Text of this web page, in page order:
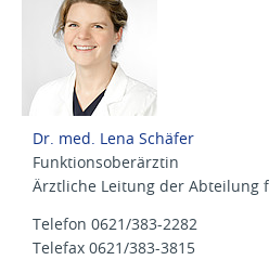
Dr. med. Lena Schäfer
Funktionsoberärztin
Ärztliche Leitung der Abteilung
Telefon 0621/383-2282
Telefax 0621/383-3815